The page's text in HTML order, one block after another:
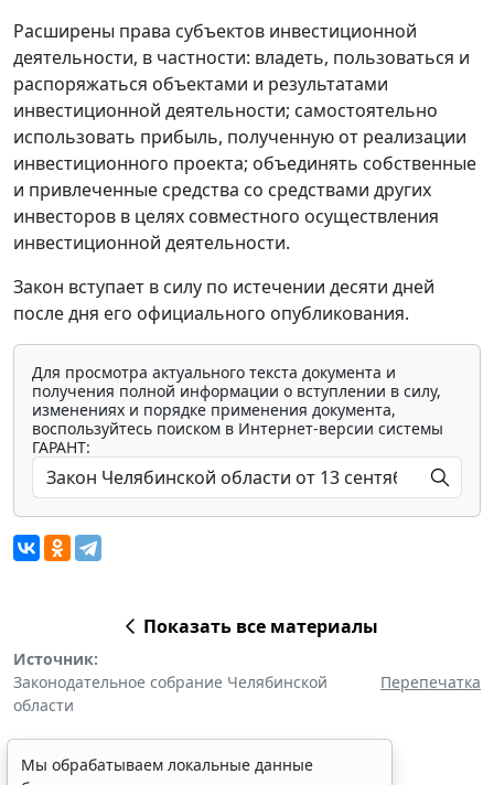
Расширены права субъектов инвестиционной
деятельности, в частности: владеть, пользоваться и
распоряжаться объектами и результатами
инвестиционной деятельности; самостоятельно
использовать прибыль, полученную от реализации
инвестиционного проекта; объединять собственные
и привлеченные средства со средствами других
инвесторов в целях совместного осуществления
инвестиционной деятельности.
Закон вступает в силу по истечении десяти дней
после дня его официального опубликования.
Для просмотра актуального текста документа и
получения полной информации о вступлении в силу,
изменениях и порядке применения документа,
воспользуйтесь поиском в Интернет-версии системы
ГАРАНТ:
Показать все материалы
Источник:
Законодательное собрание Челябинской
области
Перепечатка
Мы обрабатываем локальные данные